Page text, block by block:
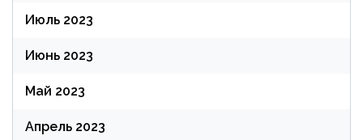
Июль 2023
Июнь 2023
Май 2023
Апрель 2023